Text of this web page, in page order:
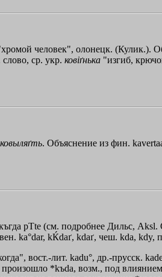
человек", олонецк. (Кулик.).
ср. укр. ковiґнька "изгиб,
ковыляґть. Объяснение из фин.
pТte (см. подробнее Дильс, Aksl.
ka°dar, kЌdaґ, kdaґ, чеш. kda,
вост.-лит. kadu°, др.-прусск.
*kъdа, возм., под